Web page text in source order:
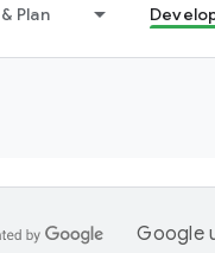
Plan
Google